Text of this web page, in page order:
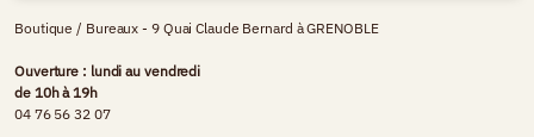
Boutique / Bureaux - 9 Quai Claude Bernard à GRENOBLE
Ouverture : lundi au vendredi
de 10h à 19h
04 76 56 32 07